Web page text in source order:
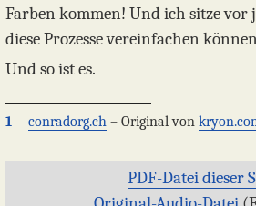
Farben kommen! Und ich sitze vor
diese Prozesse vereinfachen
Und so ist es.
1 conradorg.ch – Original von
PDF-Datei dieser